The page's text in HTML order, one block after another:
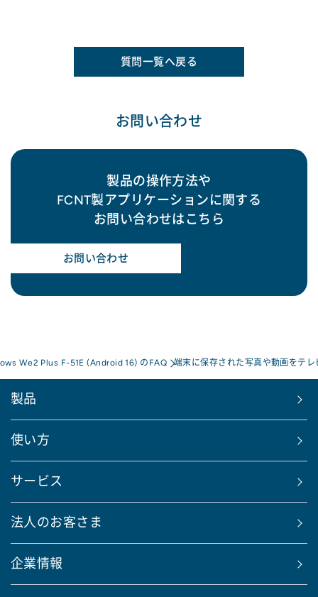
質問一覧へ戻る
お問い合わせ
製品の操作方法や
FCNT製アプリケーションに関する
お問い合わせはこちら
お問い合わせ
We2 Plus F-51E (Android 16) のFAQ 端末に保存された写真や動画をテ
製品
使い方
サービス
法人のお客さま
企業情報